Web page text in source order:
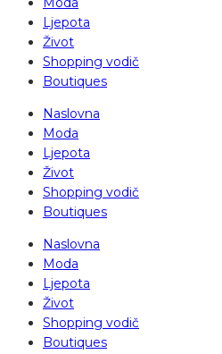
Ljepota
Život
Shopping vodič
Boutiques
Naslovna
Moda
Ljepota
Život
Shopping vodič
Boutiques
Naslovna
Moda
Ljepota
Život
Shopping vodič
Boutiques